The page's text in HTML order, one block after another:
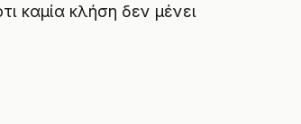
καμία κλήση δεν μένει